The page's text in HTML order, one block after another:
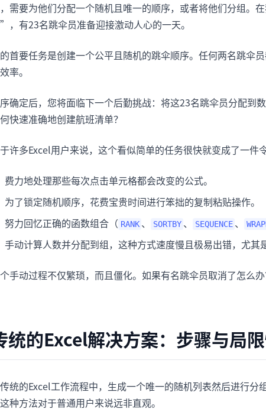
需要为他们分配一个随机且唯一的顺序，或者将他们分组。
，有23名跳伞员准备迎接激动人心的一天。
首要任务是创建一个公平且随机的跳伞顺序。任何两名跳伞
率。
确定后，您将面临下一个后勤挑战：将这23名跳伞员分配到
快速准确地创建航班清单？
许多Excel用户来说，这个看似简单的任务很快就变成了一件
费力地处理那些每次点击单元格都会改变的公式。
为了锁定随机顺序，花费宝贵时间进行笨拙的复制粘贴操作。
努力回忆正确的函数组合（ RANK 、 SORTBY 、 SEQUENCE 、
手动计算人数并分配到组，这种方式速度慢且极易出错，尤其
手动过程不仅繁琐，而且僵化。如果有名跳伞员取消了怎么
统的Excel解决方案：步骤与局
统的Excel工作流程中，生成一个唯一的随机列表然后进行分
种方法对于普通用户来说远非直观。